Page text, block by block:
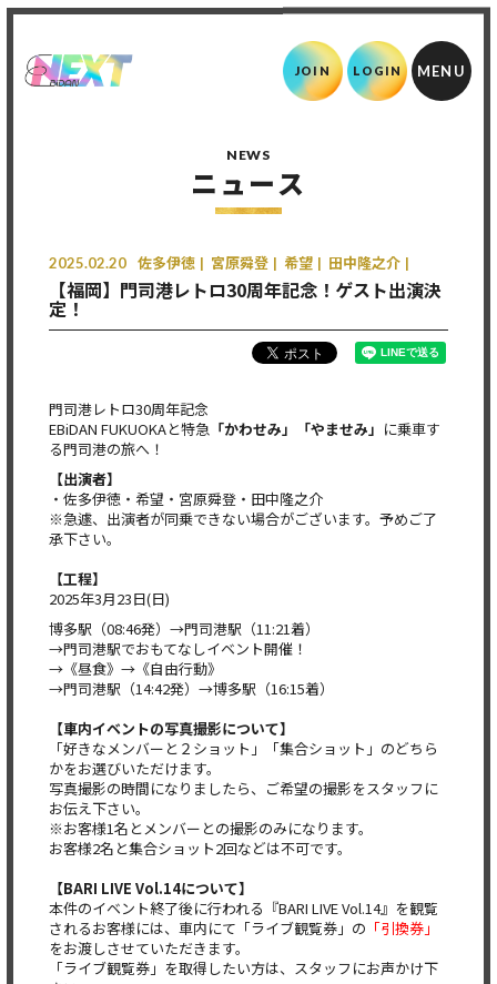
JOIN LOGIN
NEWS
ニュース
2025.02.20 佐多伊徳 宮原舜登 希望 田中隆之介
【福岡】門司港レトロ30周年記念！ゲスト出演決
定！
門司港レトロ30周年記念
EBiDAN FUKUOKAと特急 「かわせみ」「やませみ」 に乗車す
る門司港の旅へ！
【出演者】
・佐多伊徳・希望・宮原舜登・田中隆之介
※急遽、出演者が同乗できない場合がございます。予めご了
承下さい。
【工程】
2025年3月23日(日)
博多駅（08:46発）→門司港駅（11:21着）
→門司港駅でおもてなしイベント開催！
→《昼食》→《自由行動》
→門司港駅（14:42発）→博多駅（16:15着）
【車内イベントの写真撮影について】
「好きなメンバーと２ショット」「集合ショット」のどちら
かをお選びいただけます。
写真撮影の時間になりましたら、ご希望の撮影をスタッフに
お伝え下さい。
※お客様1名とメンバーとの撮影のみになります。
お客様2名と集合ショット2回などは不可です。
【BARI LIVE Vol.14について】
本件のイベント終了後に行われる『BARI LIVE Vol.14』を観覧
されるお客様には、車内にて「ライブ観覧券」の 「引換券」
をお渡しさせていただきます。
「ライブ観覧券」を取得したい方は、スタッフにお声かけ下